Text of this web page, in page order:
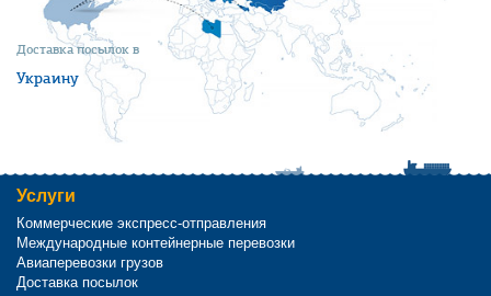
Доставка посылок в
Украину
Услуги
Коммерческие экспресс-отправления
Международные контейнерные перевозки
Авиаперевозки грузов
Доставка посылок